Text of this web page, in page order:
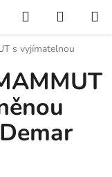
Hledat
KOŠÍK
s vyjímatelnou